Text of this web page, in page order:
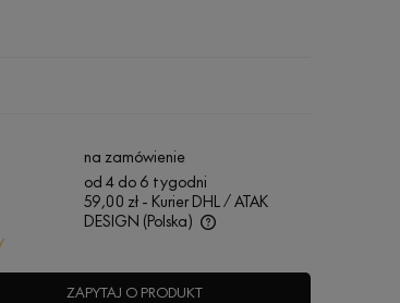
na zamówienie
od 4 do 6 tygodni
59,00 zł - Kurier DHL / ATAK
DESIGN (Polska)
ewentualnych kosztów
ZAPYTAJ O PRODUKT